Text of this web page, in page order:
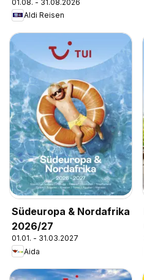
01.08. - 31.08.2026
Aldi Reisen
Südeuropa & Nordafrika
2026/27
01.01. - 31.03.2027
Aida